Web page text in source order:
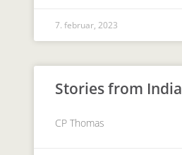
7. februar, 2023
Stories from India
CP Thomas